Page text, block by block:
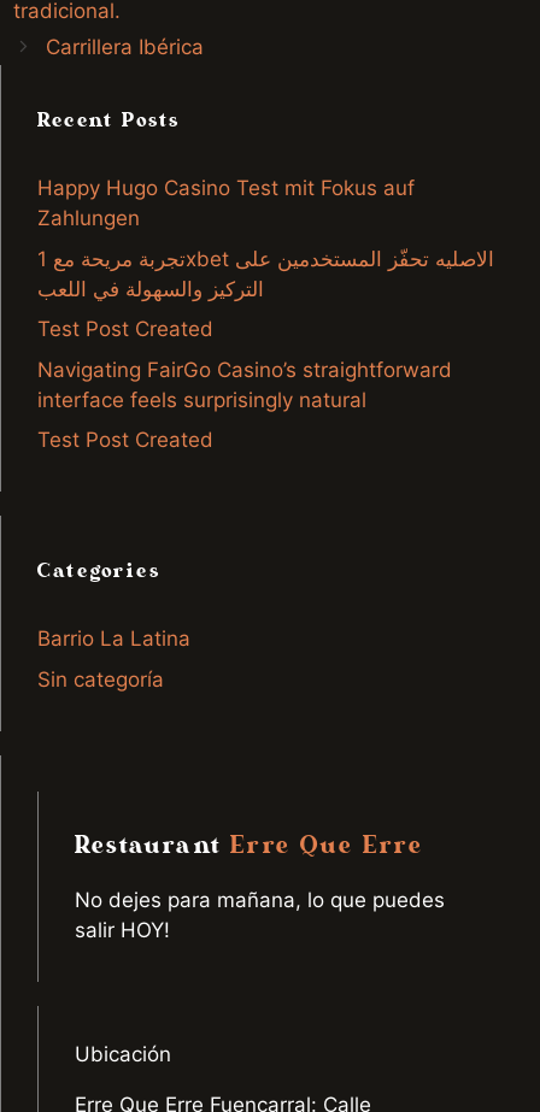
tradicional.
Carrillera Ibérica
Recent Posts
Happy Hugo Casino Test mit Fokus auf
Zahlungen
تجربة مريحة مع 1xbet الاصليه تحفّز المستخدمين على
التركيز والسهولة في اللعب
Test Post Created
Navigating FairGo Casino’s straightforward
interface feels surprisingly natural
Test Post Created
Categories
Barrio La Latina
Sin categoría
RestaurantErre Que Erre
No dejes para mañana, lo que puedes
salir HOY!
Ubicación
Erre Que Erre Fuencarral: Calle